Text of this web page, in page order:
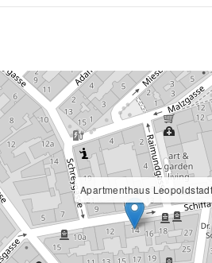
Apartmenthaus Leopoldstadt